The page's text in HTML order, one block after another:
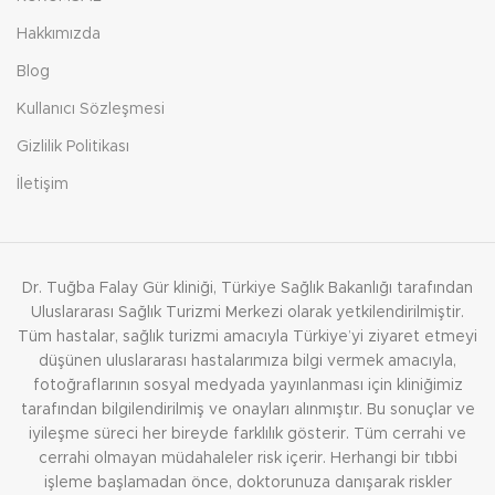
Hakkımızda
Blog
Kullanıcı Sözleşmesi
Gizlilik Politikası
İletişim
Dr. Tuğba Falay Gür kliniği, Türkiye Sağlık Bakanlığı tarafından
Uluslararası Sağlık Turizmi Merkezi olarak yetkilendirilmiştir.
Tüm hastalar, sağlık turizmi amacıyla Türkiye’yi ziyaret etmeyi
düşünen uluslararası hastalarımıza bilgi vermek amacıyla,
fotoğraflarının sosyal medyada yayınlanması için kliniğimiz
tarafından bilgilendirilmiş ve onayları alınmıştır. Bu sonuçlar ve
iyileşme süreci her bireyde farklılık gösterir. Tüm cerrahi ve
cerrahi olmayan müdahaleler risk içerir. Herhangi bir tıbbi
işleme başlamadan önce, doktorunuza danışarak riskler